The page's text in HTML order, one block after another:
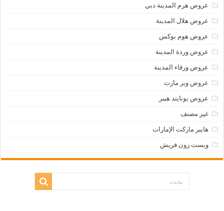
عروض هرم المدينة دبي
عروض هلال المدينة
عروض هوم بوكس
عروض وردة المدينة
عروض ورقاء المدينة
عروض وير مارت
عروض يونايتد هيبر
غير مصنف
هايبر ماركت الإمارات
ويست زون فريش